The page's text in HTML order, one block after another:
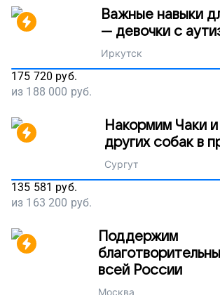
Важные навыки
— девочки с
Иркутск
175 720 руб.
из 188 000 руб.
Накормим Чаки
других собак в
Сургут
135 581 руб.
из 163 200 руб.
Поддержим
всей России
Москва